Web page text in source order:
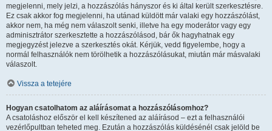
megjelenni, mely jelzi, a hozzászólás hányszor és ki által került szerkesztésre.
Ez csak akkor fog megjelenni, ha utánad küldött már valaki egy hozzászólást,
akkor nem, ha még nem válaszolt senki, illetve ha egy moderátor vagy egy
adminisztrátor szerkesztette a hozzászólásod, bár ők hagyhatnak egy
megjegyzést jelezve a szerkesztés okát. Kérjük, vedd figyelembe, hogy a
normál felhasználók nem törölhetik a hozzászólásukat, miután már másvalaki
válaszolt.
Vissza a tetejére
Hogyan csatolhatom az aláírásomat a hozzászólásomhoz?
A csatoláshoz először el kell készítened az aláírásod – ezt a felhasználói
vezérlőpultban teheted meg. Ezután a hozzászólás küldésénél csak jelöld be